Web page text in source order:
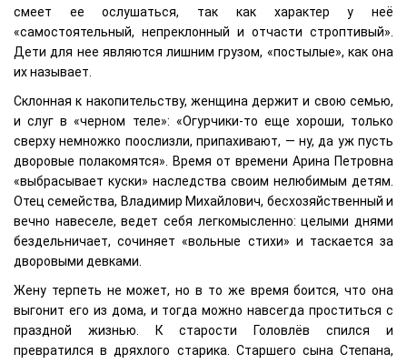
смеет ее ослушаться, так как характер у неё
«самостоятельный, непреклонный и отчасти строптивый».
Дети для нее являются лишним грузом, «постылые», как она
их называет.
Склонная к накопительству, женщина держит и свою семью,
и слуг в «черном теле»: «Огурчики-то еще хороши, только
сверху немножко поослизли, припахивают, — ну, да уж пусть
дворовые полакомятся». Время от времени Арина Петровна
«выбрасывает куски» наследства своим нелюбимым детям.
Отец семейства, Владимир Михайлович, бесхозяйственный и
вечно навеселе, ведет себя легкомысленно: целыми днями
бездельничает, сочиняет «вольные стихи» и таскается за
дворовыми девками.
Жену терпеть не может, но в то же время боится, что она
выгонит его из дома, и тогда можно навсегда проститься с
праздной жизнью. К старости Головлёв спился и
превратился в дряхлого старика. Старшего сына Степана,